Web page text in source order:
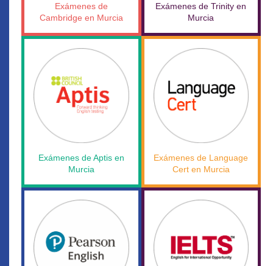
Exámenes de
Cambridge en Murcia
Exámenes de Trinity en
Murcia
Exámenes de Aptis en
Murcia
Exámenes de Language
Cert en Murcia